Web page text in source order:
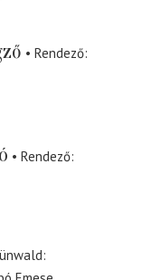
Rendező
Rendező